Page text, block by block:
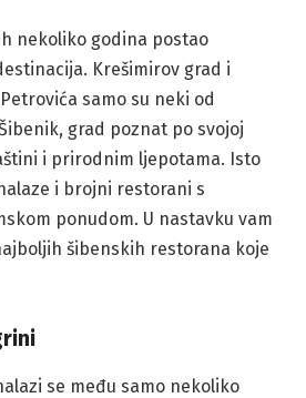
nekoliko godina postao
Krešimirov grad i
samo su neki od
grad poznat po svojoj
i prirodnim ljepotama. Isto
i brojni restorani s
ponudom. U nastavku vam
šibenskih restorana koje
se među samo nekoliko